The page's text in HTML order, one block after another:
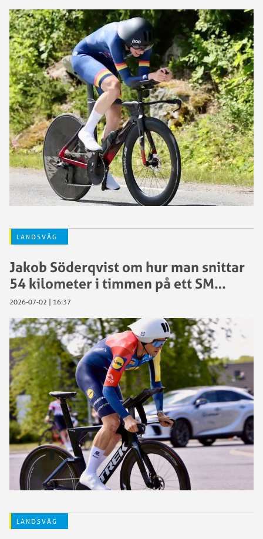
LANDSVÄG
Jakob Söderqvist om hur man snittar
54 kilometer i timmen på ett SM…
2026-07-02 | 16:37
LANDSVÄG